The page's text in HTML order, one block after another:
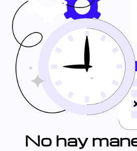
No hay